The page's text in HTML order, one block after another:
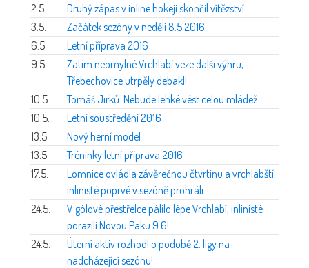
2.5.
Druhý zápas v inline hokeji skončil vítězství
3.5.
Začátek sezóny v neděli 8.5.2016
6.5.
Letní příprava 2016
9.5.
Zatím neomylné Vrchlabí veze další výhru,
Třebechovice utrpěly debakl!
10.5.
Tomáš Jirků: Nebude lehké vést celou mládež
10.5.
Letní soustředění 2016
13.5.
Nový herní model
13.5.
Tréninky letní příprava 2016
17.5.
Lomnice ovládla závěrečnou čtvrtinu a vrchlabští
inlinisté poprvé v sezóně prohráli.
24.5.
V gólové přestřelce pálilo lépe Vrchlabí, inlinisté
porazili Novou Paku 9:6!
24.5.
Úterní aktiv rozhodl o podobě 2. ligy na
nadcházející sezónu!